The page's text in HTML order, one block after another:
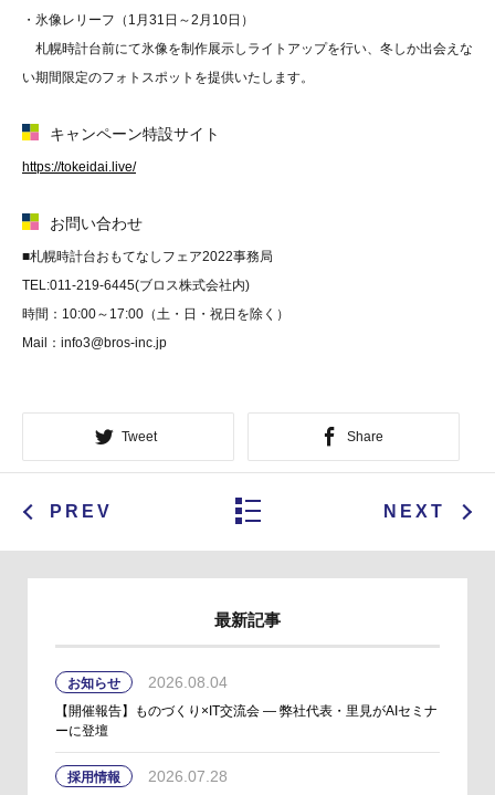
・氷像レリーフ（1月31日～2月10日）
札幌時計台前にて氷像を制作展示しライトアップを行い、冬しか出会えな
い期間限定のフォトスポットを提供いたします。
キャンペーン特設サイト
https://tokeidai.live/
お問い合わせ
■札幌時計台おもてなしフェア2022事務局
TEL:011-219-6445(ブロス株式会社内)
時間：10:00～17:00（土・日・祝日を除く）
Mail：info3@bros-inc.jp
Tweet Share
PREV NEXT
最新記事
お知らせ 2026.08.04
【開催報告】ものづくり×IT交流会 ― 弊社代表・里見がAIセミナ
ーに登壇
採用情報 2026.07.28